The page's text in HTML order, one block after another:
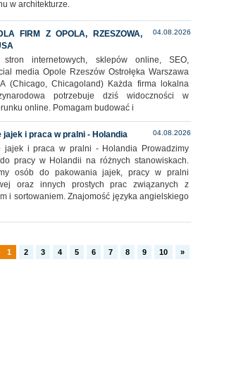
w architekturze.
04.08.2026
FIRM Z OPOLA, RZESZOWA,
stron internetowych, sklepów online, SEO,
media Opole Rzeszów Ostrołęka Warszawa
(Chicago, Chicagoland) Każda firma lokalna
potrzebuje dziś widoczności w
online. Pomagam budować i
04.08.2026
jajek i praca w pralni - Holandia
jajek i praca w pralni - Holandia Prowadzimy
pracy w Holandii na różnych stanowiskach.
osób do pakowania jajek, pracy w pralni
oraz innych prostych prac związanych z
i sortowaniem. Znajomość języka angielskiego
1 2 3 4 5 6 7 8 9 10 »